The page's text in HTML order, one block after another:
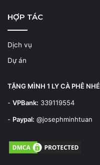
HỢP TÁC
Dịch vụ
Dự án
TẶNG MÌNH 1 LY CÀ PHÊ NHÉ
- VPBank: 339119554
- Paypal: @josephminhtuan